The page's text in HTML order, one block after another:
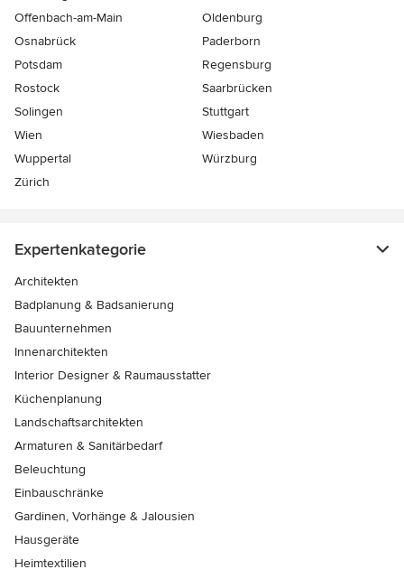
Offenbach-am-Main
Oldenburg
Osnabrück
Paderborn
Potsdam
Regensburg
Rostock
Saarbrücken
Solingen
Stuttgart
Wien
Wiesbaden
Wuppertal
Würzburg
Zürich
Expertenkategorie
Architekten
Badplanung & Badsanierung
Bauunternehmen
Innenarchitekten
Interior Designer & Raumausstatter
Küchenplanung
Landschaftsarchitekten
Armaturen & Sanitärbedarf
Beleuchtung
Einbauschränke
Gardinen, Vorhänge & Jalousien
Hausgeräte
Heimtextilien